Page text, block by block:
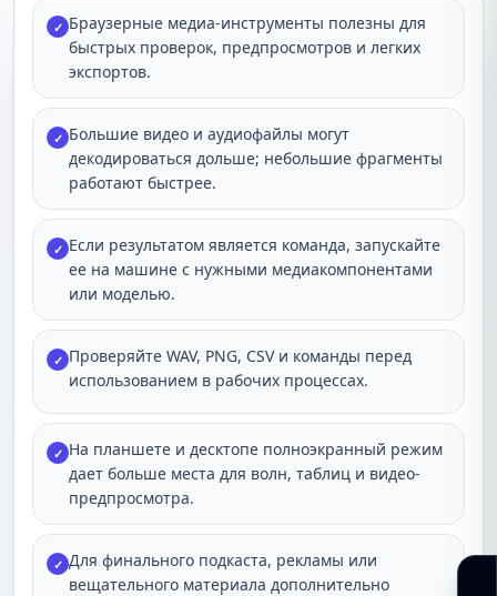
✓ Браузерные медиа-инструменты полезны для
быстрых проверок, предпросмотров и легких
экспортов.
✓ Большие видео и аудиофайлы могут
декодироваться дольше; небольшие фрагменты
работают быстрее.
✓ Если результатом является команда, запускайте
ее на машине с нужными медиакомпонентами
или моделью.
✓ Проверяйте WAV, PNG, CSV и команды перед
использованием в рабочих процессах.
✓ На планшете и десктопе полноэкранный режим
дает больше места для волн, таблиц и видео-
предпросмотра.
✓ Для финального подкаста, рекламы или
вещательного материала дополнительно